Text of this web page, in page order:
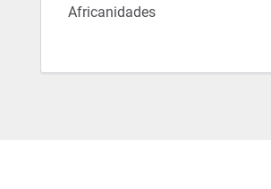
Africanidades